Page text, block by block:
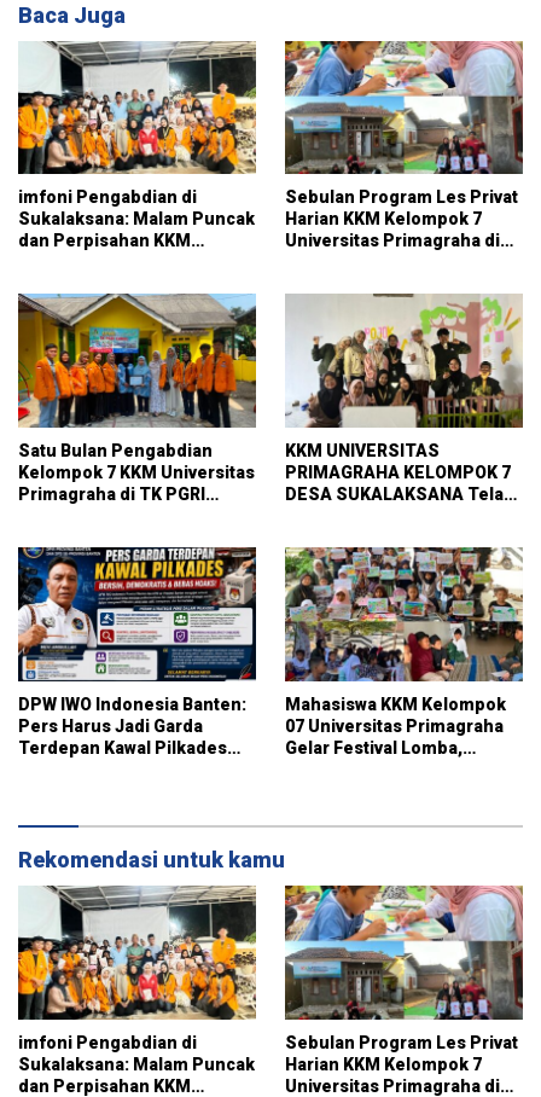
Baca Juga
imfoni Pengabdian di
Sukalaksana: Malam Puncak
dan Perpisahan KKM
Sebulan Program Les Privat
Harian KKM Kelompok 7
Universitas Primagraha di
Satu Bulan Pengabdian
Kelompok 7 KKM Universitas
Primagraha di TK PGRI
KKM UNIVERSITAS
PRIMAGRAHA KELOMPOK 7
DESA SUKALAKSANA Telah
DPW IWO Indonesia Banten:
Pers Harus Jadi Garda
Terdepan Kawal Pilkades
Mahasiswa KKM Kelompok
07 Universitas Primagraha
Gelar Festival Lomba,
Rekomendasi untuk kamu
imfoni Pengabdian di
Sukalaksana: Malam Puncak
dan Perpisahan KKM
Sebulan Program Les Privat
Harian KKM Kelompok 7
Universitas Primagraha di